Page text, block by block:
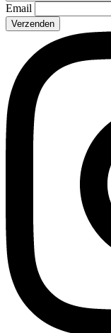
Email